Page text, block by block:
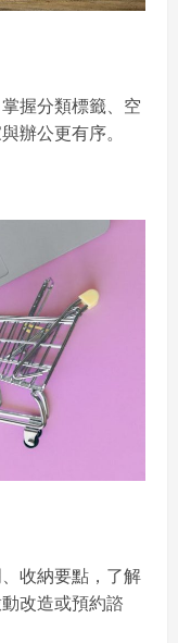
握分類標籤、空
辦公更有序。
收納要點，了解
改造或預約諮